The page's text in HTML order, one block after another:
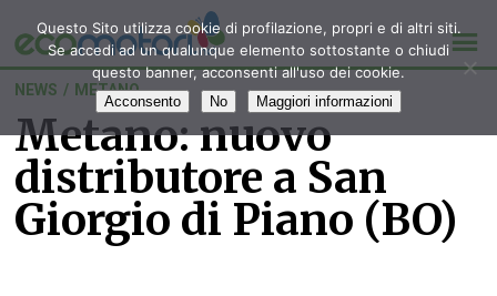
NEWS / METANO
Metano: nuovo
distributore a San
Giorgio di Piano (BO)
Questo Sito utilizza cookie di profilazione, propri e di altri siti.
Se accedi ad un qualunque elemento sottostante o chiudi
questo banner, acconsenti all'uso dei cookie.
Acconsento No Maggiori informazioni